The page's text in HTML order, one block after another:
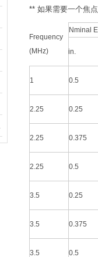
** 如果需要一个焦
Frequency
(MHz)
Nminal
in.
1 0.5
2.25 0.25
2.25 0.375
2.25 0.5
3.5 0.25
3.5 0.375
3.5 0.5